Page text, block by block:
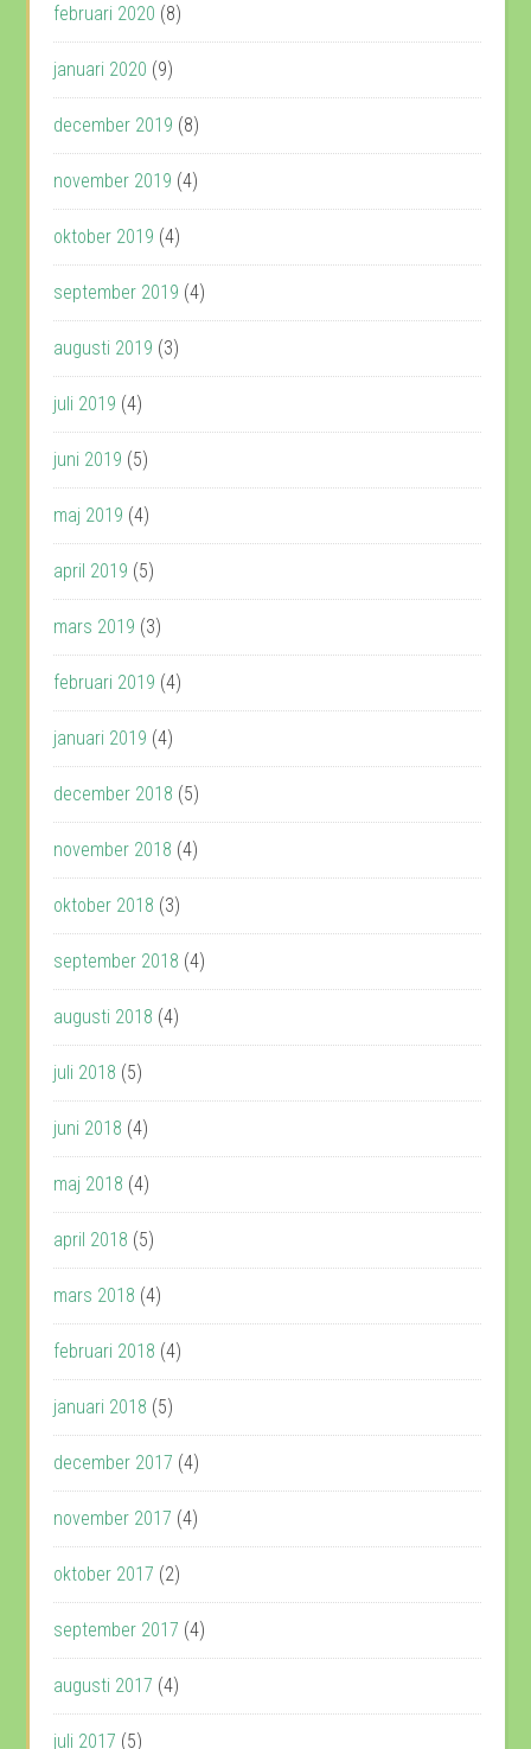
februari 2020 (8)
januari 2020 (9)
december 2019 (8)
november 2019 (4)
oktober 2019 (4)
september 2019 (4)
augusti 2019 (3)
juli 2019 (4)
juni 2019 (5)
maj 2019 (4)
april 2019 (5)
mars 2019 (3)
februari 2019 (4)
januari 2019 (4)
december 2018 (5)
november 2018 (4)
oktober 2018 (3)
september 2018 (4)
augusti 2018 (4)
juli 2018 (5)
juni 2018 (4)
maj 2018 (4)
april 2018 (5)
mars 2018 (4)
februari 2018 (4)
januari 2018 (5)
december 2017 (4)
november 2017 (4)
oktober 2017 (2)
september 2017 (4)
augusti 2017 (4)
juli 2017 (5)